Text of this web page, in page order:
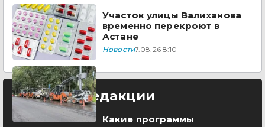
Участок улицы Валиханова
временно перекроют в
Астане
Новости7.08.26 8:10
Выбор редакции
Какие программы